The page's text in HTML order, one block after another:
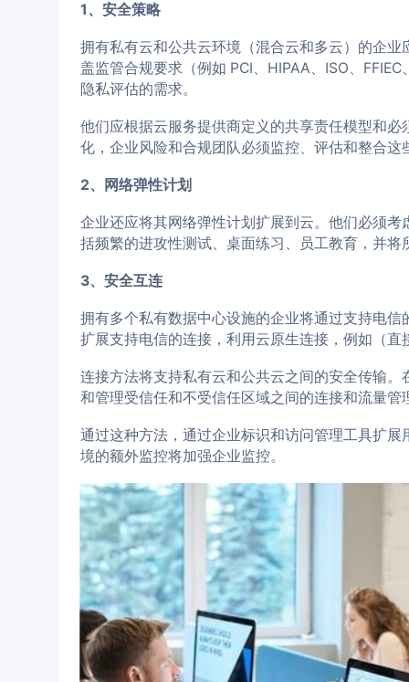
1、安全策略
拥有私有云和公共云环境（混合云和多云）的企
盖监管合规要求（例如 PCI、HIPAA、ISO、
隐私评估的需求。
他们应根据云服务提供商定义的共享责任模型和
化，企业风险和合规团队必须监控、评估和整合这
2、网络弹性计划
企业还应将其网络弹性计划扩展到云。他们必须
括频繁的进攻性测试、桌面练习、员工教育，并将
3、安全互连
拥有多个私有数据中心设施的企业将通过支持电
扩展支持电信的连接，利用云原生连接，例如（
连接方法将支持私有云和公共云之间的安全传输
和管理受信任和不受信任区域之间的连接和流量管
通过这种方法，通过企业标识和访问管理工具扩
境的额外监控将加强企业监控。